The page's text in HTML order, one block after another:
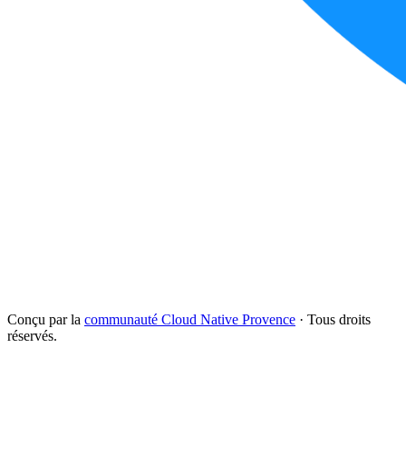
Conçu par la communauté Cloud Native Provence · Tous droits
réservés.